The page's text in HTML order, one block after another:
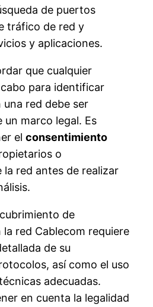
de puertos
tráfico de red y
y aplicaciones.
que cualquier
para identificar
una red debe ser
un marco legal. Es
elconsentimiento
o
red antes de realizar
de
red Cablecom requiere
de su
así como el uso
adecuadas.
en cuenta la legalidad